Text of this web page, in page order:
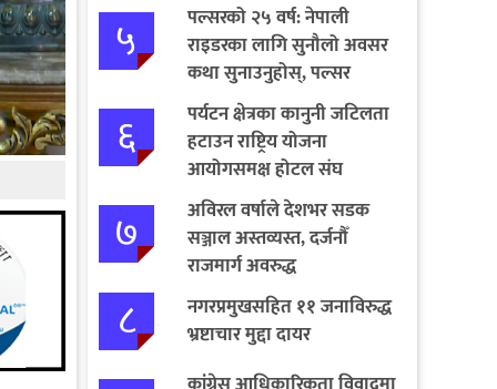
५
पल्सरको २५ वर्ष: नेपाली
राइडरका लागि सुनौलो अवसर
कथा सुनाउनुहोस्, पल्सर
जित्नुहोस्
६
पर्यटन क्षेत्रका कानुनी जटिलता
हटाउन राष्ट्रिय योजना
आयोगसमक्ष होटल संघ
बागमतीका पाँचबुँदे माग
७
अविरल वर्षाले देशभर सडक
सञ्जाल अस्तव्यस्त, दर्जनौँ
राजमार्ग अवरुद्ध
८
नगरप्रमुखसहित ११ जनाविरुद्ध
भ्रष्टाचार मुद्दा दायर